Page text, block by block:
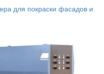
для покраски фасадов и